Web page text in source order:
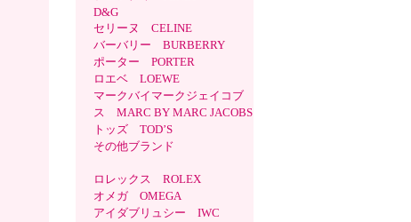
D&G
セリーヌ CELINE
バーバリー BURBERRY
ポーター PORTER
ロエベ LOEWE
マークバイマークジェイコブ
ス MARC BY MARC JACOBS
トッズ TOD’S
その他ブランド
ロレックス ROLEX
オメガ OMEGA
アイダブリュシー IWC